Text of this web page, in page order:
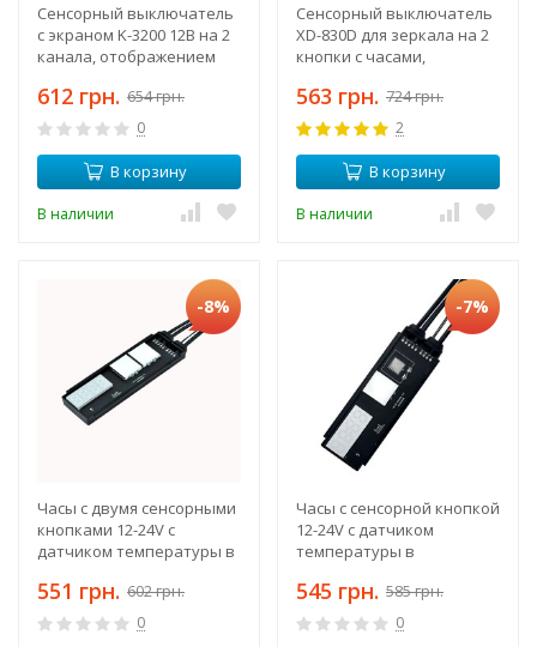
Сенсорный выключатель
с экраном K-3200 12В на 2
канала, отображением
даты, индикацией
включения кнопок
612 грн. 654 грн.
0
В корзину
В наличии
Сенсорный выключатель
XD-830D для зеркала на 2
кнопки с часами,
управление подсветкой и
подогревом
563 грн. 724 грн.
2
В корзину
В наличии
-8%
Часы с двумя сенсорными
кнопками 12-24V с
датчиком температуры в
подогрева
551 грн. 602 грн.
0
-7%
Часы с сенсорной кнопкой
12-24V с датчиком
температуры в
545 грн. 585 грн.
0